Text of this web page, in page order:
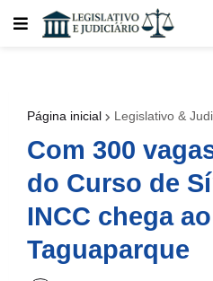
Página inicial Legislativo &
Com 300
do Curso de
INCC chega ao
Taguaparque